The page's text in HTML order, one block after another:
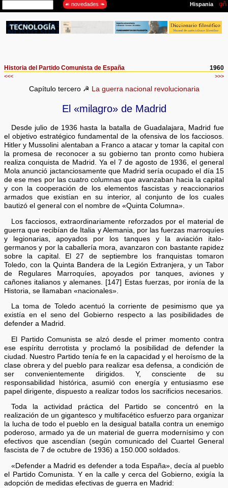
Historia del Partido Comunista de España 1960
<<< >>>
Capítulo tercero ☭ La guerra nacional revolucionaria
El «milagro» de Madrid
Desde julio de 1936 hasta la batalla de Guadalajara, Madrid fue
el objetivo estratégico fundamental de la ofensiva de los facciosos.
Hitler y Mussolini alentaban a Franco a atacar y tomar la capital con
la promesa de reconocer a su gobierno tan pronto como hubiera
realiza conquista de Madrid. Ya el 7 de agosto de 1936, el general
Mola anunció jactanciosamente que Madrid sería ocupado el día 15
de ese mes por las cuatro columnas que avanzaban hacia la capital
y con la cooperación de los elementos fascistas y reaccionarios
armados que existían en su interior, al conjunto de los cuales
bautizó el general con el nombre de «Quinta Columna».
Los facciosos, extraordinariamente reforzados por el material de
guerra que recibían de Italia y Alemania, por las fuerzas marroquíes
y legionarias, apoyados por los tanques y la aviación italo-
germanos y por la caballería mora, avanzaron con bastante rapidez
sobre la capital. El 27 de septiembre los franquistas tomaron
Toledo, con la Quinta Bandera de la Legión Extranjera, y un Tabor
de Regulares Marroquíes, apoyados por tanques, aviones y
cañones italianos y alemanes. [147] Estas fuerzas, por ironía de la
Historia, se llamaban «nacionales».
La toma de Toledo acentuó la corriente de pesimismo que ya
existía en el seno del Gobierno respecto a las posibilidades de
defender a Madrid.
El Partido Comunista se alzó desde el primer momento contra
ese espíritu derrotista y proclamó la posibilidad de defender la
ciudad. Nuestro Partido tenía fe en la capacidad y el heroísmo de la
clase obrera y del pueblo para realizar esa defensa, a condición de
ser convenientemente dirigidos. Y, consciente de su
responsabilidad histórica, asumió con energía y entusiasmo ese
papel dirigente, dispuesto a realizar todos los sacrificios necesarios.
Toda la actividad práctica del Partido se concentró en la
realización de un gigantesco y multifacético esfuerzo para organizar
la lucha de todo el pueblo en la desigual batalla contra un enemigo
poderoso, armado ya de un material de guerra modernísimo y con
efectivos que ascendían (según comunicado del Cuartel General
fascista de 7 de octubre de 1936) a 150.000 soldados.
«Defender a Madrid es defender a toda España», decía al pueblo
el Partido Comunista. Y en la calle y cerca del Gobierno, exigía la
adopción de medidas efectivas de guerra en Madrid: